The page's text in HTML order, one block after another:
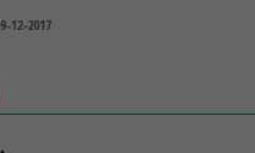
12-2017